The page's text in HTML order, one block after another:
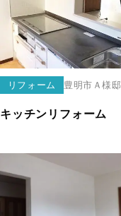
リフォーム 豊明市 Ａ様邸
キッチンリフォーム